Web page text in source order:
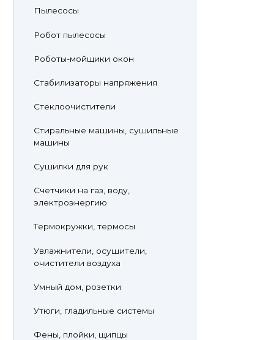
Пылесосы
Робот пылесосы
Роботы-мойщики окон
Стабилизаторы напряжения
Стеклоочистители
Стиральные машины, сушильные
машины
Сушилки для рук
Счетчики на газ, воду,
электроэнергию
Термокружки, термосы
Увлажнители, осушители,
очистители воздуха
Умный дом, розетки
Утюги, гладильные системы
Фены, плойки, щипцы